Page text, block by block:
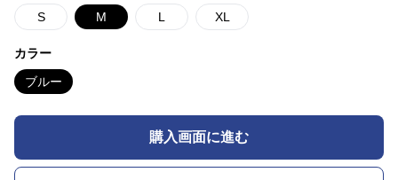
S M L XL
カラー
ブルー
購入画面に進む